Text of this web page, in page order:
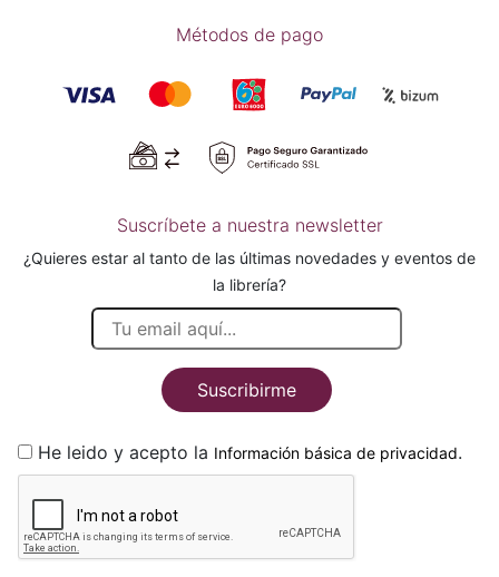
Métodos de pago
Suscríbete a nuestra newsletter
¿Quieres estar al tanto de las últimas novedades y eventos de
la librería?
Suscribirme
He leido y acepto la Información básica de privacidad.